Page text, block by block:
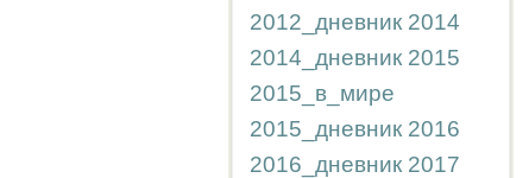
2012_дневник 2014
2014_дневник 2015
2015_в_мире
2015_дневник 2016
2016_дневник 2017